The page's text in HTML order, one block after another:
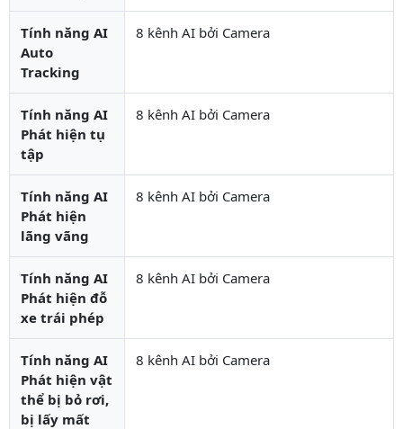
Tính năng AI
Auto
Tracking
8 kênh AI bởi Camera
Tính năng AI
Phát hiện tụ
tập
8 kênh AI bởi Camera
Tính năng AI
Phát hiện
lãng vãng
8 kênh AI bởi Camera
Tính năng AI
Phát hiện đỗ
xe trái phép
8 kênh AI bởi Camera
Tính năng AI
Phát hiện vật
thể bị bỏ rơi,
bị lấy mất
8 kênh AI bởi Camera